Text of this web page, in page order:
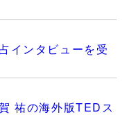
インタビューを受
祐の海外版TEDス